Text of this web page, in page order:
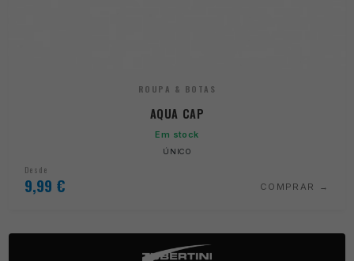
ROUPA & BOTAS
AQUA CAP
Em stock
ÚNICO
Desde
9,99 € COMPRAR